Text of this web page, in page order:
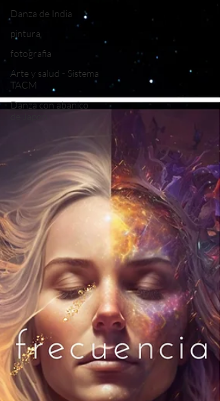
Danza de India
pintura
fotografia
Arte y salud - Sistema
TACM
Danza con abanico